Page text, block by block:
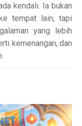
kendali. Ia bukan
tempat lain, tapi
yang lebih
kemenangan, dan